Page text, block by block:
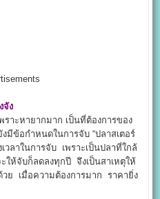
จัง
าะหายากมาก เป็นที่ต้องการของ
มีข้อกำหนดในการจับ “ปลาสเตอร์
วลาในการจับ เพราะเป็นปลาที่ใกล้
ห้จับก็ลดลงทุกปี จึงเป็นสาเหตุให้
ย เมื่อความต้องการมาก ราคายิ่ง